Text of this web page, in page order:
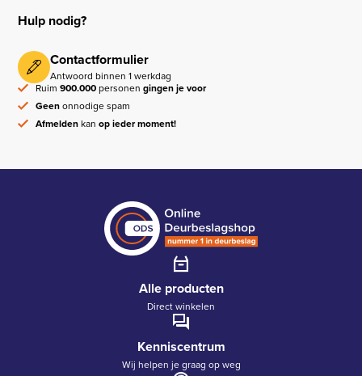
Hulp nodig?
Contactformulier
Antwoord binnen 1 werkdag
Ruim900.000personengingen je voor
Geenonnodige spam
Afmeldenkanop ieder moment!
Alle producten
Direct winkelen
Kenniscentrum
Wij helpen je graag op weg